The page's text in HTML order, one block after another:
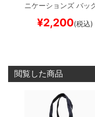
ニケーションズ バッ
CAMELスケートボ
¥2,200(税込)
閲覧した商品